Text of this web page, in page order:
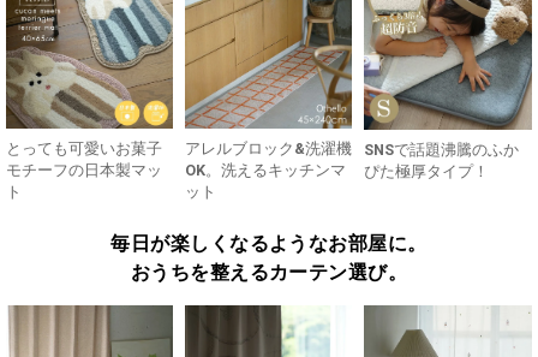
とっても可愛いお菓子
モチーフの日本製マッ
ト
アレルブロック&洗濯機
OK。洗えるキッチンマ
ット
SNSで話題沸騰のふか
ぴた極厚タイプ！
毎日が楽しくなるようなお部屋に。
おうちを整えるカーテン選び。